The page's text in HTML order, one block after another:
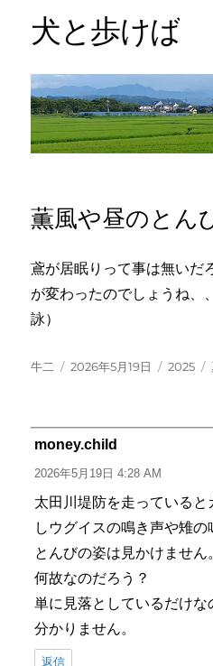
犬と歩けば
薫風や昼のとん
鳶が居眠りって事は無いだ
が変わったのでしょうね、
詠）
投
牛二
投
2026年5月19日
カ
2025
money.child
り:
2026年5月19日 4:28 AM
太田川堤防を走っている
しウグイスの鳴き声や雉
とんびの姿は見かけません
何故なのだろう？
単に見落としているだけな
分かりません。
返信